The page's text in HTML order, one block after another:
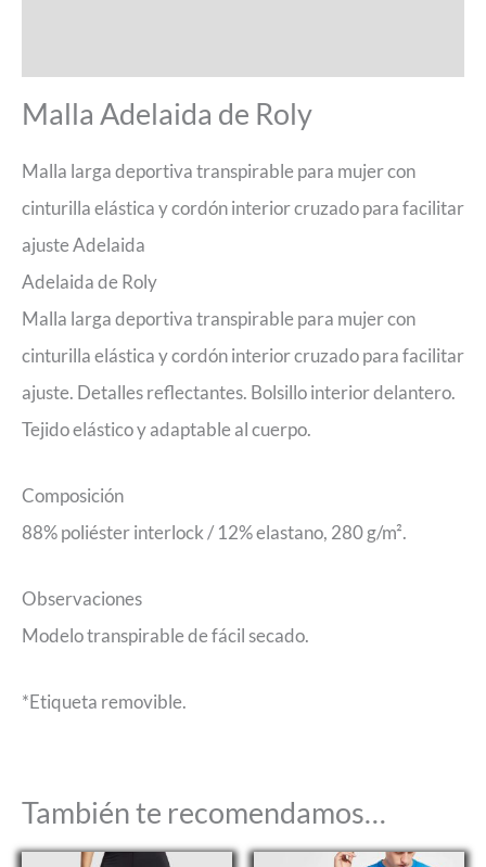
Malla Adelaida de Roly
Malla larga deportiva transpirable para mujer con
cinturilla elástica y cordón interior cruzado para facilitar
ajuste Adelaida
Adelaida de Roly
Malla larga deportiva transpirable para mujer con
cinturilla elástica y cordón interior cruzado para facilitar
ajuste. Detalles reflectantes. Bolsillo interior delantero.
Tejido elástico y adaptable al cuerpo.
Composición
88% poliéster interlock / 12% elastano, 280 g/m².
Observaciones
Modelo transpirable de fácil secado.
*Etiqueta removible.
También te recomendamos…